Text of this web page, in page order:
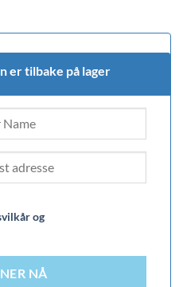
er tilbake på lager
og
NÅ